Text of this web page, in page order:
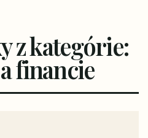
z kategórie:
financie